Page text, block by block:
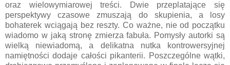
oraz wielowymiarowej treści. Dwie przeplatające się
perspektywy czasowe zmuszają do skupienia, a losy
bohaterek wciągają bez reszty. Co ważne, nie od początku
wiadomo w jaką stronę zmierza fabuła. Pomysły autorki są
wielką niewiadomą, a delikatna nutka kontrowersyjnej
namiętności dodaje całości pikanterii. Poszczególne wątki,